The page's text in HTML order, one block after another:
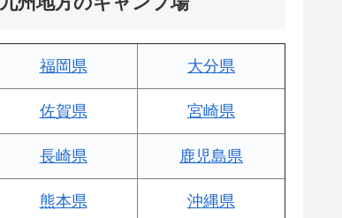
福岡県 大分県
佐賀県 宮崎県
長崎県 鹿児島県
熊本県 沖縄県